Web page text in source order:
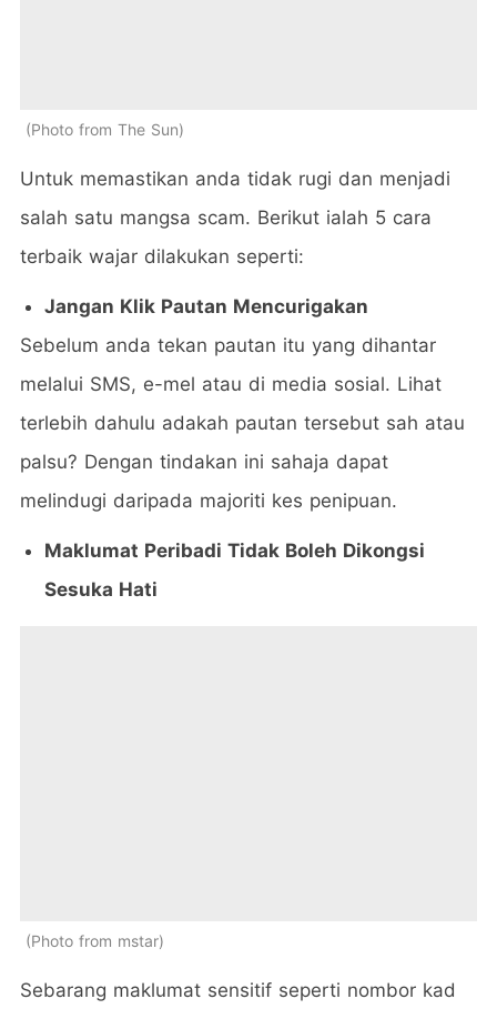
Photo from The Sun
Untuk memastikan anda tidak rugi dan menjadi
salah satu mangsa scam. Berikut ialah 5 cara
terbaik wajar dilakukan seperti:
Jangan Klik Pautan Mencurigakan
Sebelum anda tekan pautan itu yang dihantar
melalui SMS, e-mel atau di media sosial. Lihat
terlebih dahulu adakah pautan tersebut sah atau
palsu? Dengan tindakan ini sahaja dapat
melindugi daripada majoriti kes penipuan.
Maklumat Peribadi Tidak Boleh Dikongsi
Sesuka Hati
Photo from mstar
Sebarang maklumat sensitif seperti nombor kad